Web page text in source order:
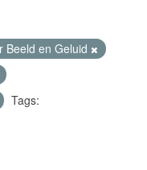
Beeld en Geluid
Tags: